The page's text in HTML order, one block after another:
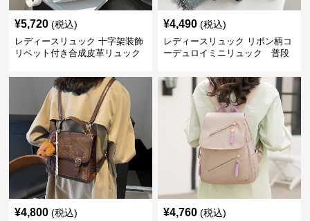
¥5,720 (税込)
レディースリュック 十字架装飾
リベット付き合成皮革リュック
¥4,490 (税込)
レディースリュック リボン柄コ
ーデュロイミニリュック 普段
¥4,800 (税込) ¥4,760 (税込)